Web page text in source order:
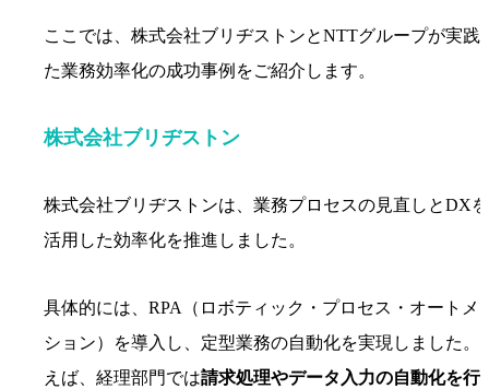
ここでは、株式会社ブリヂストンとNTTグループが実践
た業務効率化の成功事例をご紹介します。
株式会社ブリヂストン
株式会社ブリヂストンは、業務プロセスの見直しとDXを
活用した効率化を推進しました。
具体的には、RPA（ロボティック・プロセス・オートメ
ション）を導入し、定型業務の自動化を実現しました。
えば、経理部門では請求処理やデータ入力の自動化を行